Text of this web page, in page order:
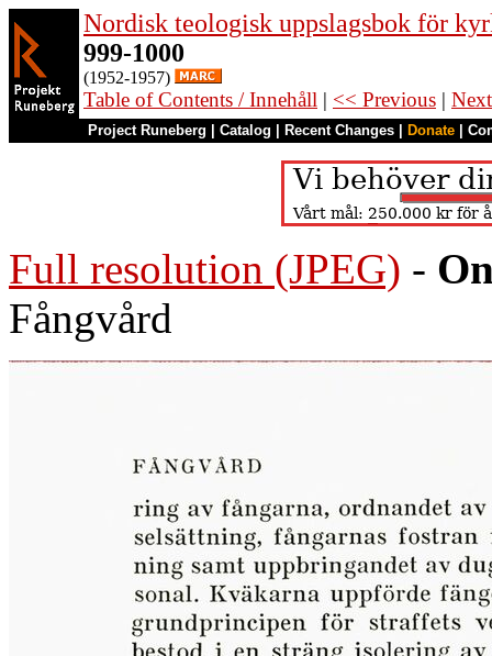
Nordisk teologisk uppslagsbok för
999-1000
(1952-1957)
Table of Contents / Innehåll | << Previous |
Project Runeberg Catalog Recent Changes Donate
Full resolution (JPEG) -
Fångvård